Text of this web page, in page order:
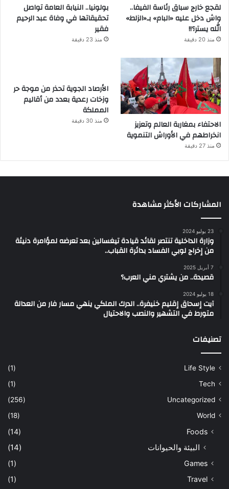
لقجع خارج سباق رئاسة الفيفا..
واش دخل عليه «البام» بـ«الزلط»
الله يستر؟!!
منذ 20 دقيقة
بولونيا.. النيابة العامة تواصل
تحقيقاتها في وفاة عبد الرحيم
فقير
منذ 23 دقيقة
الاحتفاء بمغاربة العالم وتعزيز
انخراطهم في الأوراش التنموية
منذ 27 دقيقة
الأرصاد الجوية تحذر من موجة حر
وزخات رعدية بعدد من أقاليم
المملكة
منذ 30 دقيقة
المشاركات الأكثر مشاهدة
23 يوليو 2024
وزارة الداخلية تنتصر لقائد قيادة تيغسالين بعد تعرضه لمؤامرة دنيئة
من إخراج لوبي الفساد بدائرة القباب..
7 أبريل 2025
قصيدة.. من يشتري مني العرب؟
18 يوليو 2024
آيت إسحاق إقليم خنيفرة.. الدرك الملكي ينهي مسار فار من العدالة
متورط في التشهير والنصب والاحتيال
تصنيفات
Life Style
(1)
Tech
(1)
Uncategorized
(256)
World
(18)
Foods
(14)
البيئة والحيوانات (14)
Games
(1)
Travel
(1)